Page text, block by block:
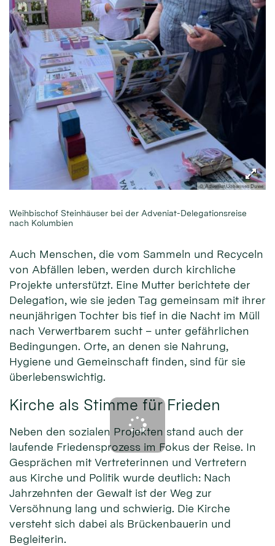
© Adveniat/Johannes Duwe
Weihbischof Steinhäuser bei der Adveniat-Delegationsreise
nach Kolumbien
Auch Menschen, die vom Sammeln und Recyceln
von Abfällen leben, werden durch kirchliche
Projekte unterstützt. Eine Mutter berichtete der
Delegation, wie sie jeden Tag gemeinsam mit ihrer
neunjährigen Tochter bis tief in die Nacht im Müll
nach Verwertbarem sucht – unter gefährlichen
Bedingungen. Orte, an denen sie Nahrung,
Hygiene und Gemeinschaft finden, sind für sie
überlebenswichtig.
Kirche als Stimme für Frieden
Neben den sozialen Projekten stand auch der
laufende Friedensprozess im Fokus der Reise. In
Gesprächen mit Vertreterinnen und Vertretern
aus Kirche und Politik wurde deutlich: Nach
Jahrzehnten der Gewalt ist der Weg zur
Versöhnung lang und schwierig. Die Kirche
versteht sich dabei als Brückenbauerin und
Begleiterin.